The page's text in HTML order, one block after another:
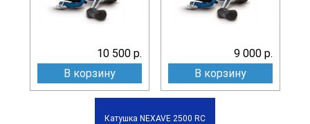
10 500 р.
В корзину
9 000 р.
В корзину
Катушка NEXAVE 2500 RC